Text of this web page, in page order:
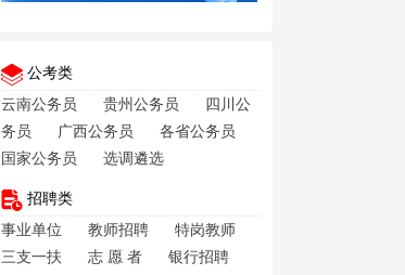
公考类
云南公务员
贵州公务员
四川公
务员
广西公务员
各省公务员
国家公务员
选调遴选
招聘类
事业单位
教师招聘
特岗教师
三支一扶
志 愿 者
银行招聘